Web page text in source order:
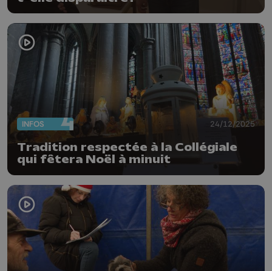
INFOS 24/12/2025
Tradition respectée à la Collégiale
qui fêtera Noël à minuit